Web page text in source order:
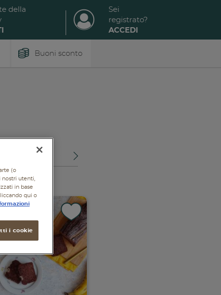
della
Sei
registrato?
ACCEDI
Buoni sconto
(o
nostri utenti,
in base
qui o
i cookie